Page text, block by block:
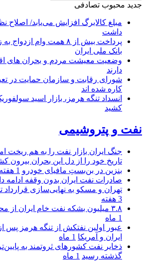
جدید محبوب تصادفی
مبلغ کالابرگ افزایش می‌یابد/ اصلاح
داشت
پرداخت بیش از ۸ همت وام
بانک ملی ایران
وضعیت معیشت مردم و بحران های
دارند
شورای رقابت و سازمان حمایت در
کاره شده اند
انسداد تنگه هرمز، بازار اسید
کشید
نفت و پتروشیمی
جنگ ایران بازار نفت را به هم ریخت
تاریخ خود را از دل این بحران بیرون
بنزین در بن‌بستِ مافیای خودرو 1 هفته
صادرات نفت ایران بدون وقفه ادامه
تهران و مسکو به نهایی‌سازی قرارداد
3 هفته
۳.۸ میلیون بشکه نفت خام ایران از محاصره آمریکا عبور کرد
1 ماه
عبور اولین نفتکش از تنگه هرمز پس
ایران و آمریکا 1 ماه
گذشته رسید 1 ماه